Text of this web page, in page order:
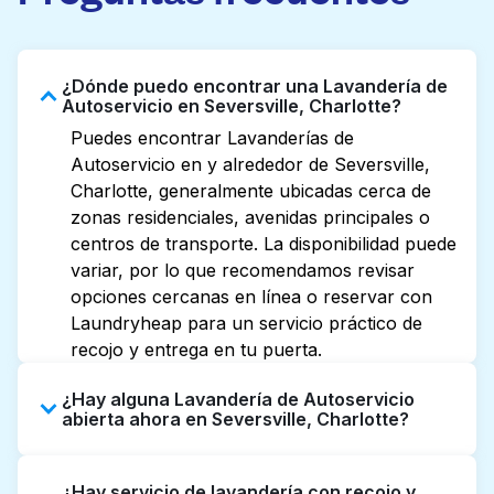
¿Dónde puedo encontrar una Lavandería de
Autoservicio en Seversville, Charlotte?
Puedes encontrar Lavanderías de
Autoservicio en y alrededor de Seversville,
Charlotte, generalmente ubicadas cerca de
zonas residenciales, avenidas principales o
centros de transporte. La disponibilidad puede
variar, por lo que recomendamos revisar
opciones cercanas en línea o reservar con
Laundryheap para un servicio práctico de
recojo y entrega en tu puerta.
¿Hay alguna Lavandería de Autoservicio
abierta ahora en Seversville, Charlotte?